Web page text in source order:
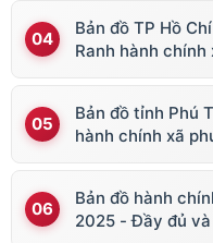
Bản đồ TP Hồ
Ranh hành chính
Bản đồ tỉnh Phú
hành chính xã
Bản đồ hành
2025 - Đầy đủ